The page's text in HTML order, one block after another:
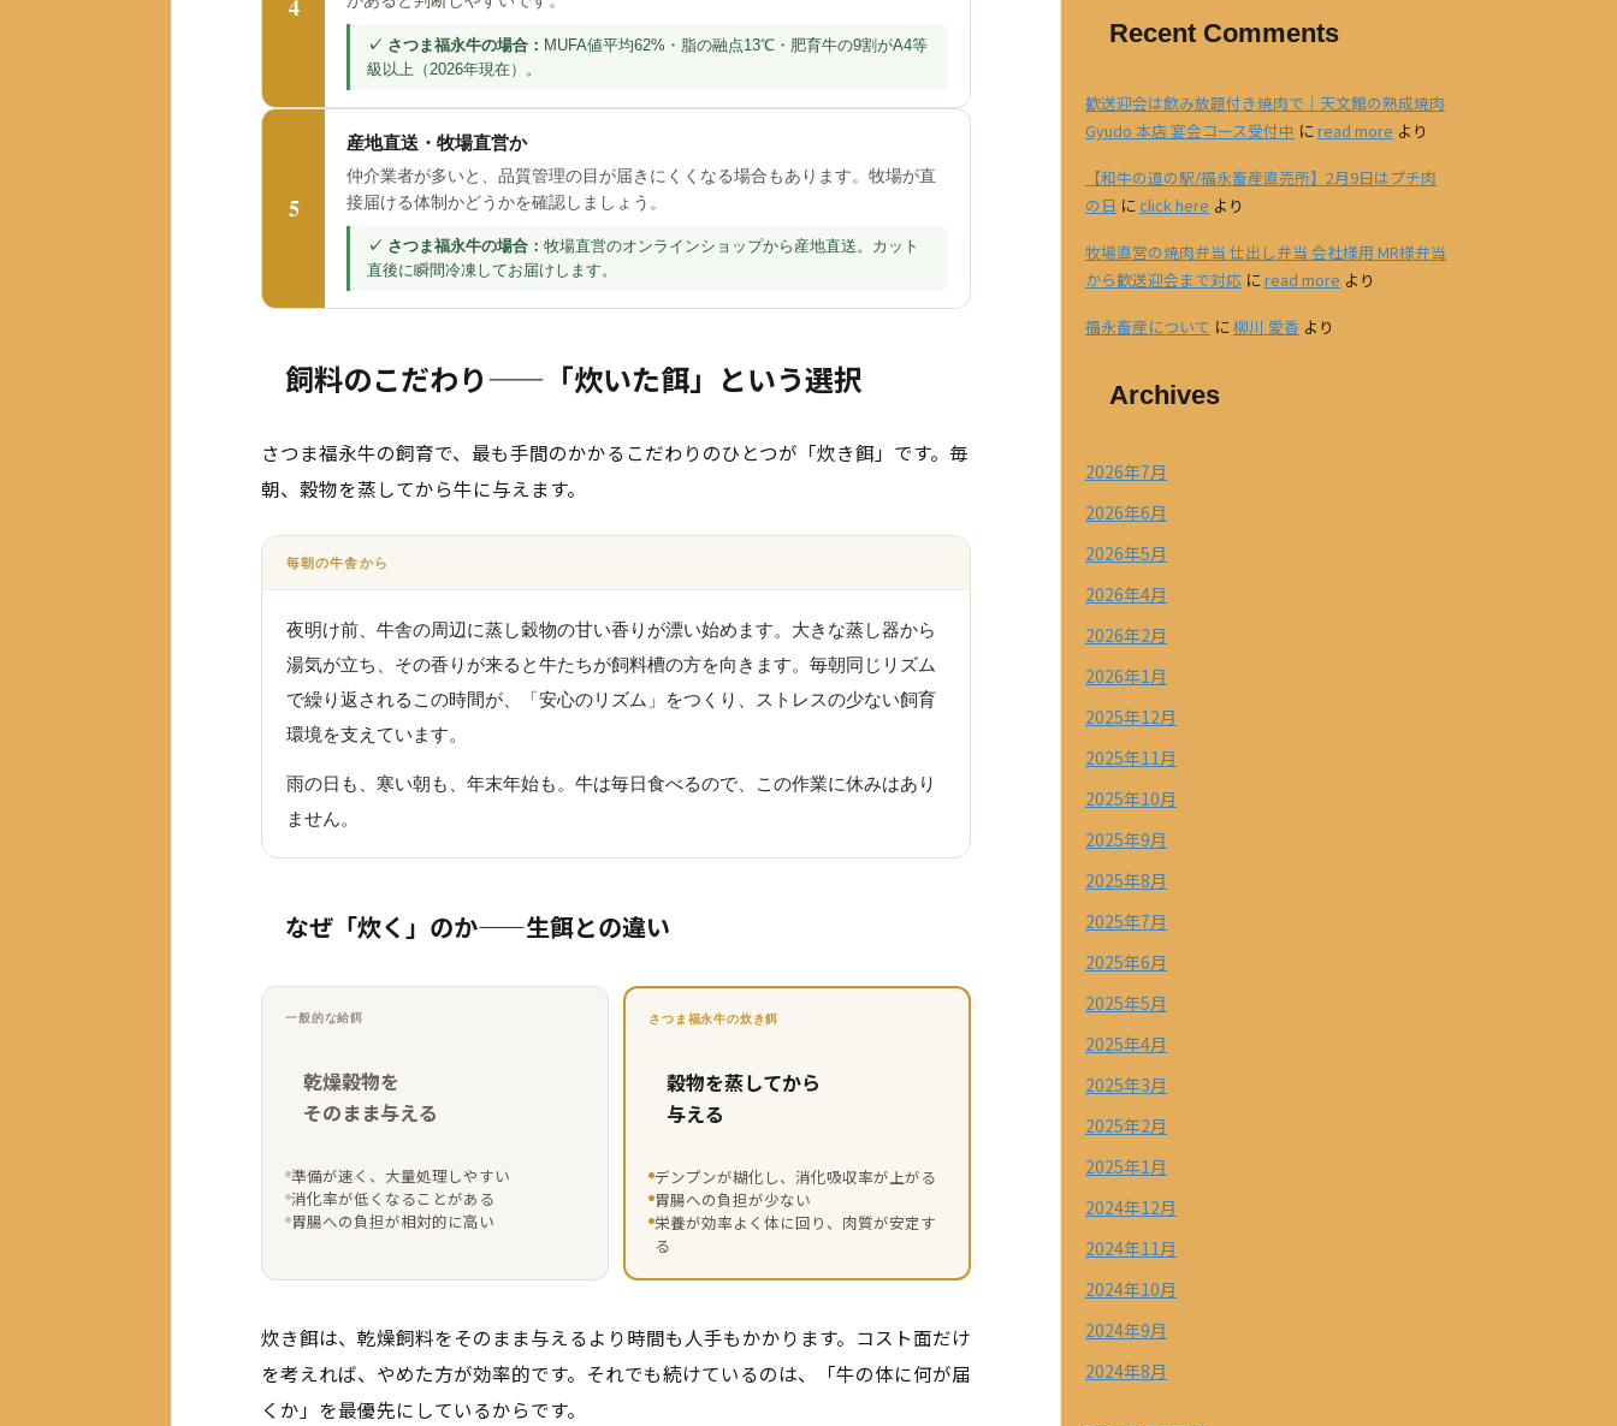
4
MUFA値平均62%・脂の融点13℃・肥育牛の9割がA4等
級以上（2026年現在）。
5
産地直送・牧場直営か
仲介業者が多いと、品質管理の目が届きにくくなる場合もあります。牧場が直
接届ける体制かどうかを確認しましょう。
牧場直営のオンラインショップから産地直送。カット
直後に瞬間冷凍してお届けします。
飼料のこだわり——「炊いた餌」という選択
さつま福永牛の飼育で、最も手間のかかるこだわりのひとつが「炊き餌」です。毎
朝、穀物を蒸してから牛に与えます。
毎朝の牛舎から
夜明け前、牛舎の周辺に蒸し穀物の甘い香りが漂い始めます。大きな蒸し器から
湯気が立ち、その香りが来ると牛たちが飼料槽の方を向きます。毎朝同じリズム
で繰り返されるこの時間が、「安心のリズム」をつくり、ストレスの少ない飼育
環境を支えています。
雨の日も、寒い朝も、年末年始も。牛は毎日食べるので、この作業に休みはあり
ません。
なぜ「炊く」のか——生餌との違い
一般的な給餌
乾燥穀物を
そのまま与える
準備が速く、大量処理しやすい
消化率が低くなることがある
胃腸への負担が相対的に高い
さつま福永牛の炊き餌
穀物を蒸してから
与える
デンプンが糊化し、消化吸収率が上がる
胃腸への負担が少ない
栄養が効率よく体に回り、肉質が安定す
る
炊き餌は、乾燥飼料をそのまま与えるより時間も人手もかかります。コスト面だけ
を考えれば、やめた方が効率的です。それでも続けているのは、「牛の体に何が届
くか」を最優先にしているからです。
Recent Comments
歓送迎会は飲み放題付き焼肉で｜天文館の熟成焼肉
Gyudo 本店 宴会コース受付中 にread more より
【和牛の道の駅/福永畜産直売所】2月9日はプチ肉
の日 にclick here より
牧場直営の焼肉弁当 仕出し弁当 会社様用 MR様弁当
から歓送迎会まで対応 にread more より
福永畜産について に柳川 愛香 より
Archives
2026年7月
2026年6月
2026年5月
2026年4月
2026年2月
2026年1月
2025年12月
2025年11月
2025年10月
2025年9月
2025年8月
2025年7月
2025年6月
2025年5月
2025年4月
2025年3月
2025年2月
2025年1月
2024年12月
2024年11月
2024年10月
2024年9月
2024年8月